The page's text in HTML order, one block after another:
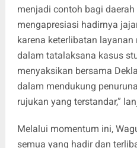
menjadi contoh bagi
mengapresiasi hadirnya
karena keterlibatan
dalam tatalaksana kasus
menyaksikan bersama
dalam mendukung
rujukan yang terstandar,”
Melalui momentum ini,
semua yang hadir dan